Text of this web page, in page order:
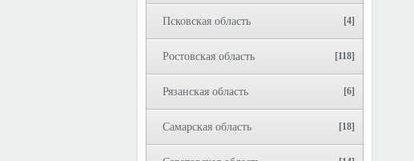
Псковская область [4]
Ростовская область [118]
Рязанская область [6]
Самарская область [18]